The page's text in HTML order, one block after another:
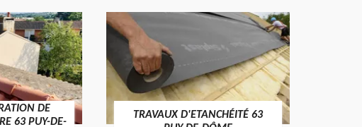
DE
63 PUY-DE-
TRAVAUX D'ETANCHÉITÉ 63